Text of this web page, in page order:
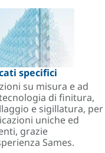
specifici
su misura e ad
di finitura,
e sigillatura, per
uniche ed
grazie
Sames.